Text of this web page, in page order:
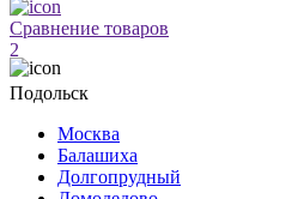
Сравнение товаров
2
Подольск
Москва
Балашиха
Долгопрудный